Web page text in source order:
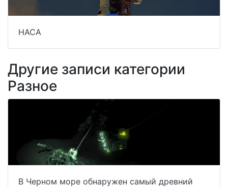
НАСА
Другие записи категории
Разное
В Черном море обнаружен самый древний